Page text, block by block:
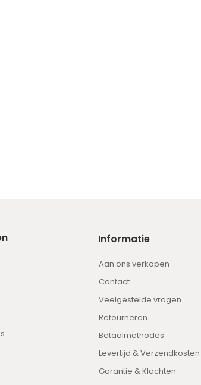
Informatie
Aan ons verkopen
Contact
Veelgestelde vragen
Retourneren
Betaalmethodes
Levertijd & Verzendkosten
Garantie & Klachten